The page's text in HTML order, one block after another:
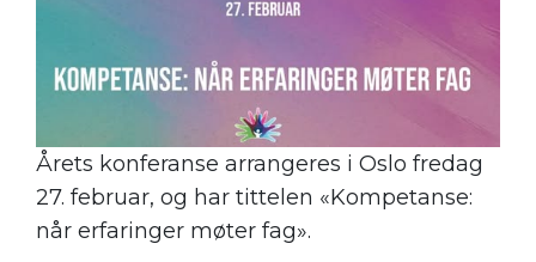
Årets konferanse arrangeres i Oslo fredag
27. februar, og har tittelen «Kompetanse:
når erfaringer møter fag».